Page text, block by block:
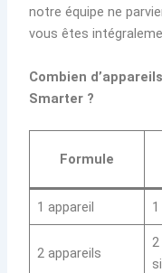
notre équipe ne
vous êtes
Combien
Smarter ?
Formule
1 appareil
2 appareils
2